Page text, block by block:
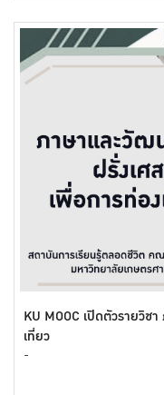
KU MOOC เปิดตัวรายวิช
เที่ยว
-